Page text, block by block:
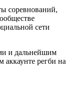
соревнований,
сети
и дальнейшим
регби на